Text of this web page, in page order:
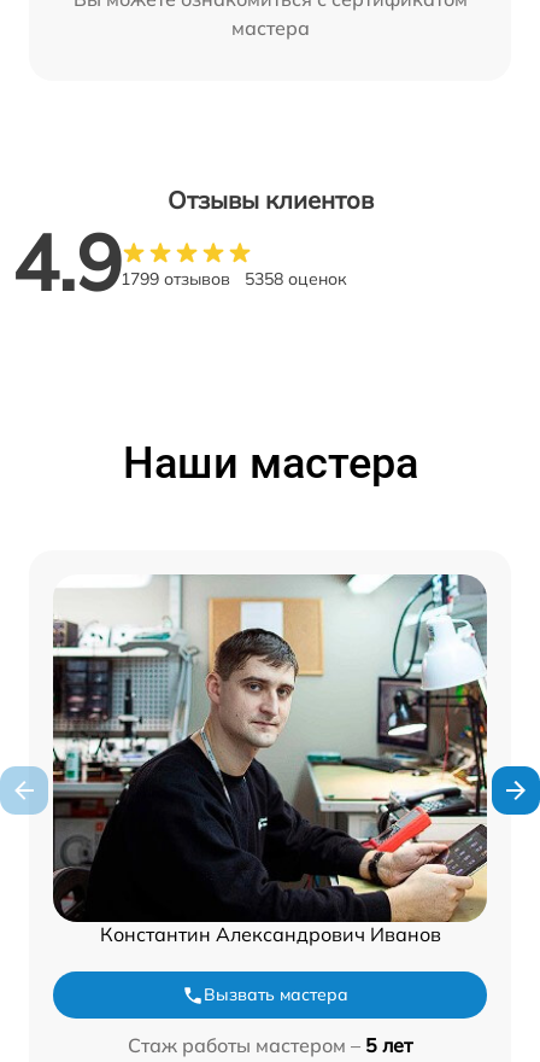
мастера
Отзывы клиентов
4.91799 отзывов 5358 оценок
Наши мастера
Константин Александрович Иванов
Вызвать мастера
Стаж работы мастером – 5 лет